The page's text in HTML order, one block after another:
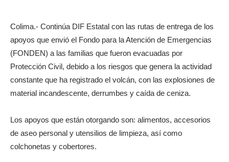
Colima.- Continúa DIF Estatal con las rutas de entrega de los
apoyos que envió el Fondo para la Atención de Emergencias
(FONDEN) a las familias que fueron evacuadas por
Protección Civil, debido a los riesgos que genera la actividad
constante que ha registrado el volcán, con las explosiones de
material incandescente, derrumbes y caída de ceniza.
Los apoyos que están otorgando son: alimentos, accesorios
de aseo personal y utensilios de limpieza, así como
colchonetas y cobertores.